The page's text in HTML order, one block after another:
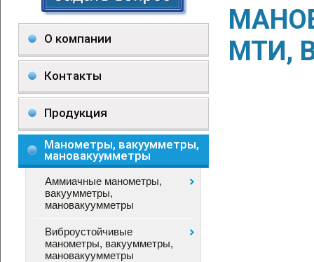
О компании
Контакты
Продукция
Манометры, вакуумметры,
мановакуумметры
Аммиачные манометры,
вакуумметры,
мановакуумметры
Виброустойчивые
манометры, вакуумметры,
мановакуумметры
МТИ,